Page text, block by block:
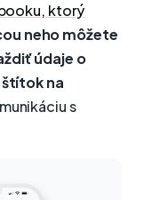
ktorý
neho môžete
údaje o
na
s